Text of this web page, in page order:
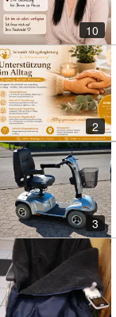
10
2
3